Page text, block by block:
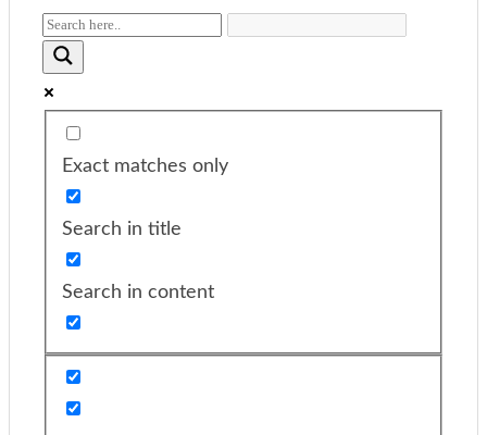
Exact matches only
Search in title
Search in content